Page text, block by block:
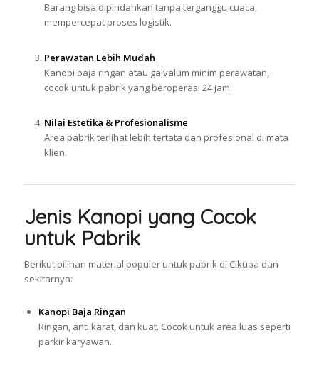
Barang bisa dipindahkan tanpa terganggu cuaca,
mempercepat proses logistik.
Perawatan Lebih Mudah
Kanopi baja ringan atau galvalum minim perawatan,
cocok untuk pabrik yang beroperasi 24 jam.
Nilai Estetika & Profesionalisme
Area pabrik terlihat lebih tertata dan profesional di mata
klien.
Jenis Kanopi yang Cocok
untuk Pabrik
Berikut pilihan material populer untuk pabrik di Cikupa dan
sekitarnya:
Kanopi Baja Ringan
Ringan, anti karat, dan kuat. Cocok untuk area luas seperti
parkir karyawan.